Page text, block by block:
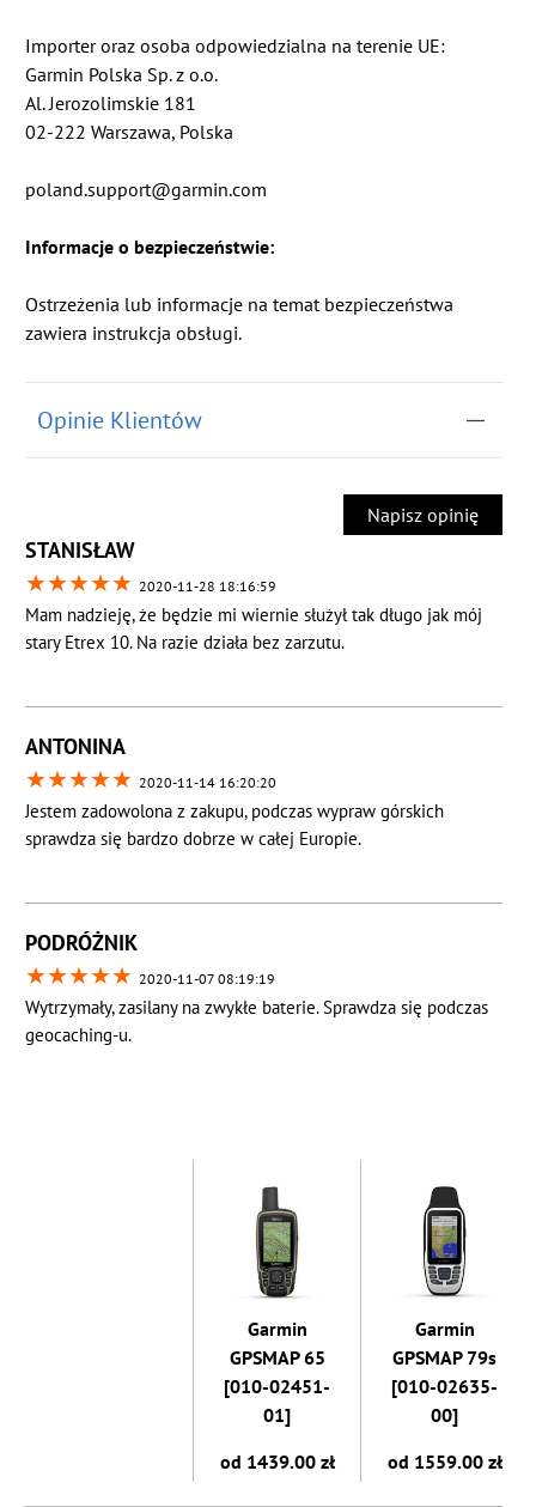
Importer oraz osoba odpowiedzialna na terenie UE:
Garmin Polska Sp. z o.o.
Al. Jerozolimskie 181
02-222 Warszawa, Polska
poland.support@garmin.com
Informacje o bezpieczeństwie:
Ostrzeżenia lub informacje na temat bezpieczeństwa
zawiera instrukcja obsługi.
Opinie Klientów
Napisz opinię
STANISŁAW
★★★★★ 2020-11-28 18:16:59
Mam nadzieję, że będzie mi wiernie służył tak długo jak mój
stary Etrex 10. Na razie działa bez zarzutu.
ANTONINA
★★★★★ 2020-11-14 16:20:20
Jestem zadowolona z zakupu, podczas wypraw górskich
sprawdza się bardzo dobrze w całej Europie.
PODRÓŻNIK
★★★★★ 2020-11-07 08:19:19
Wytrzymały, zasilany na zwykłe baterie. Sprawdza się podczas
geocaching-u.
Garmin
GPSMAP 65
[010-02451-
01]
Garmin
GPSMAP 79s
[010-02635-
00]
od 1439.00 zł
od 1559.00 zł